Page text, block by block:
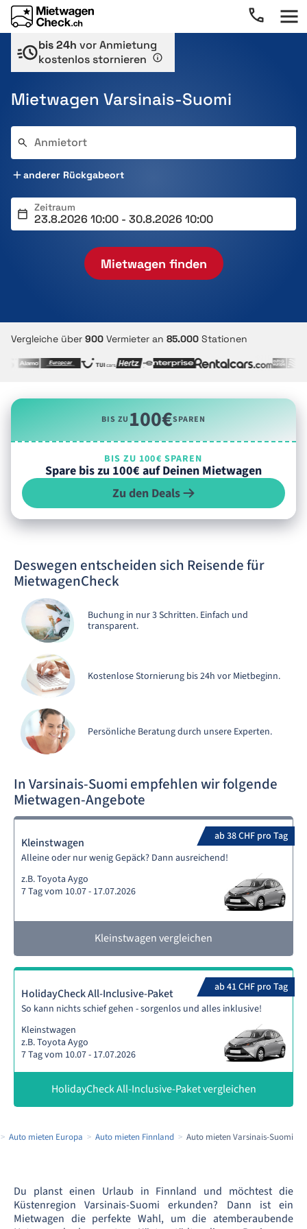
bis 24h vor Anmietung
kostenlos stornieren
Mietwagen Varsinais-Suomi
Anmietort
anderer Rückgabeort
Zeitraum
Mietwagen finden
Vergleiche über 900 Vermieter an 85.000 Stationen
BIS ZU100€SPAREN
BIS ZU 100€ SPAREN
Spare bis zu 100€ auf Deinen Mietwagen
Zu den Deals
Deswegen entscheiden sich Reisende für
MietwagenCheck
Buchung in nur 3 Schritten. Einfach und
transparent.
Kostenlose Stornierung bis 24h vor Mietbeginn.
Persönliche Beratung durch unsere Experten.
In Varsinais-Suomi empfehlen wir folgende
Mietwagen-Angebote
ab 38 CHF pro Tag
Kleinstwagen
Alleine oder nur wenig Gepäck? Dann ausreichend!
z.B. Toyota Aygo
7 Tag vom 10.07 - 17.07.2026
Kleinstwagen vergleichen
ab 41 CHF pro Tag
HolidayCheck All-Inclusive-Paket
So kann nichts schief gehen - sorgenlos und alles inklusive!
Kleinstwagen
z.B. Toyota Aygo
7 Tag vom 10.07 - 17.07.2026
HolidayCheck All-Inclusive-Paket vergleichen
Auto mieten Europa Auto mieten Finnland Auto mieten Varsinais-Suomi
Du planst einen Urlaub in Finnland und möchtest die
Küstenregion Varsinais-Suomi erkunden? Dann ist ein
Mietwagen die perfekte Wahl, um die atemberaubende